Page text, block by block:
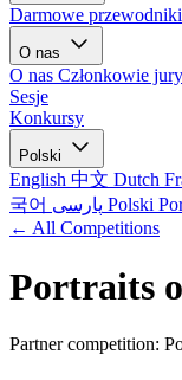
Darmowe przewodniki
O nas
O nas Członkowie jury
Sesje
Konkursy
Polski
English 中文 Dutch
국어
Polski
← All Competitions
Portraits
Partner competition: